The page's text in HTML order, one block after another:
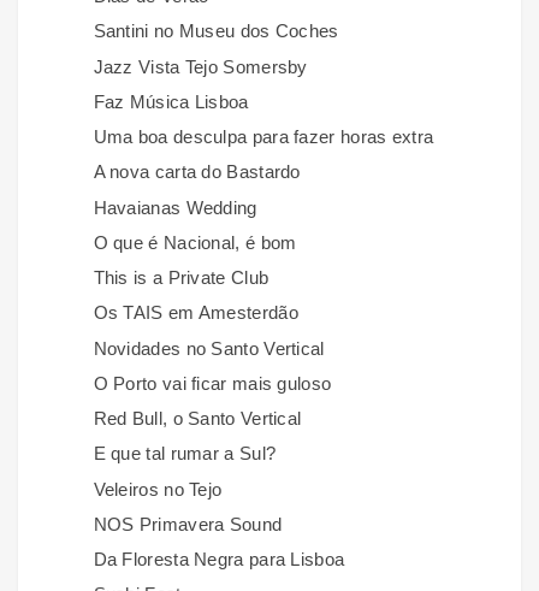
Santini no Museu dos Coches
Jazz Vista Tejo Somersby
Faz Música Lisboa
Uma boa desculpa para fazer horas extra
A nova carta do Bastardo
Havaianas Wedding
O que é Nacional, é bom
This is a Private Club
Os TAIS em Amesterdão
Novidades no Santo Vertical
O Porto vai ficar mais guloso
Red Bull, o Santo Vertical
E que tal rumar a Sul?
Veleiros no Tejo
NOS Primavera Sound
Da Floresta Negra para Lisboa